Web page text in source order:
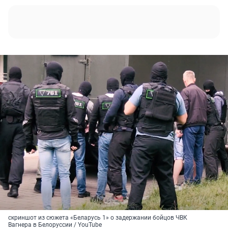
скриншот из сюжета «Беларусь 1» о задержании бойцов ЧВК
Вагнера в Белоруссии / YouTube